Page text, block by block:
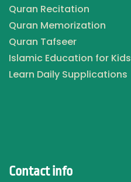
Quran Recitation
Quran Memorization
Quran Tafseer
Islamic Education for Kids
Learn Daily Supplications
Contact info